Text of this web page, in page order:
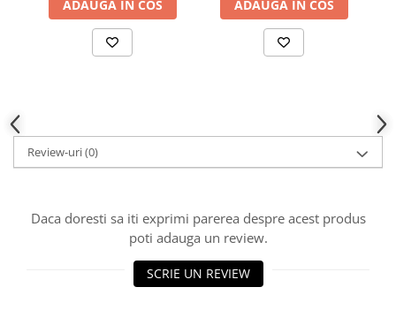
ADAUGA IN COS ADAUGA IN COS
Review-uri(0)
Daca doresti sa iti exprimi parerea despre acest produs
poti adauga un review.
SCRIE UN REVIEW